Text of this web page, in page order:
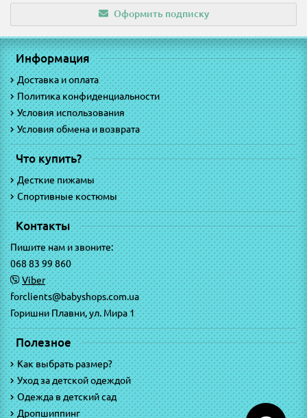
Оформить подписку
Информация
Доставка и оплата
Политика конфиденциальности
Условия использования
Условия обмена и возврата
Что купить?
Десткие пижамы
Спортивные костюмы
Контакты
Пишите нам и звоните:
068 83 99 860
Viber
forclients@babyshops.com.ua
Горишни Плавни, ул. Мира 1
Полезное
Как выбрать размер?
Уход за детской одеждой
Одежда в детский сад
Дропшиппинг